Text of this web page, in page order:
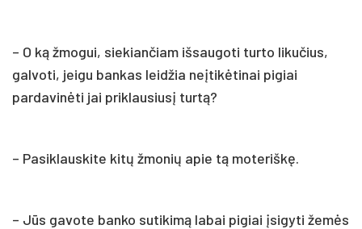
– O ką žmogui, siekiančiam išsaugoti turto likučius,
galvoti, jeigu bankas leidžia neįtikėtinai pigiai
pardavinėti jai priklausiusį turtą?
– Pasiklauskite kitų žmonių apie tą moteriškę.
– Jūs gavote banko sutikimą labai pigiai įsigyti žemės